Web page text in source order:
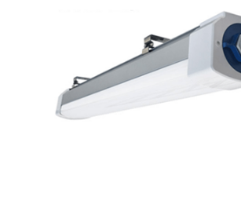
LOGIN / REGISTER
WINKELWAGEN